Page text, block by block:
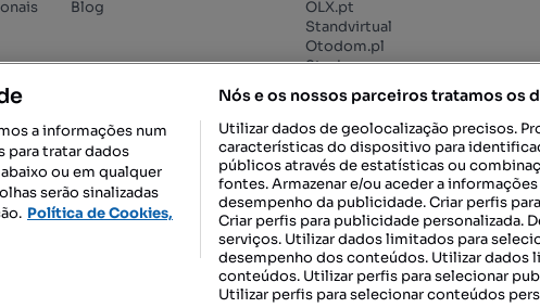
Blog
OLX.pt
Standvirtual
Otodom.pl
Storia.ro
DESCARREGAR NA:
a informações num
tratar dados
ou em qualquer
serão sinalizadas
Política de Cookies,
Nós e os nossos parceiros tratamos os
Utilizar dados de geolocalização precisos.
características do dispositivo para
públicos através de estatísticas ou
fontes. Armazenar e/ou aceder a
desempenho da publicidade. Criar perfis
Criar perfis para publicidade personalizada.
serviços. Utilizar dados limitados para
desempenho dos conteúdos. Utilizar dados
conteúdos. Utilizar perfis para selecionar
Utilizar perfis para selecionar conteúdos